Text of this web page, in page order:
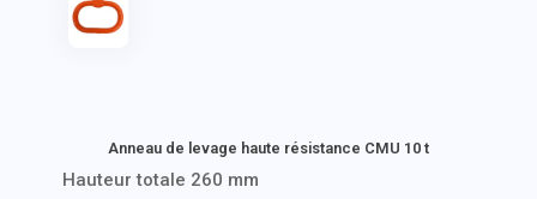
Anneau de levage haute résistance CMU 10 t
Hauteur totale 260 mm